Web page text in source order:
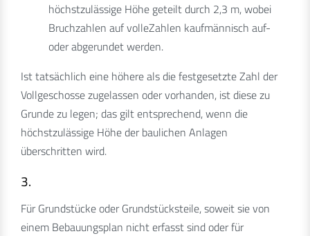
höchstzulässige Höhe geteilt durch 2,3 m, wobei
Bruchzahlen auf volleZahlen kaufmännisch auf-
oder abgerundet werden.
Ist tatsächlich eine höhere als die festgesetzte Zahl der
Vollgeschosse zugelassen oder vorhanden, ist diese zu
Grunde zu legen; das gilt entsprechend, wenn die
höchstzulässige Höhe der baulichen Anlagen
überschritten wird.
3.
Für Grundstücke oder Grundstücksteile, soweit sie von
einem Bebauungsplan nicht erfasst sind oder für